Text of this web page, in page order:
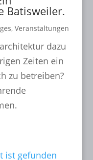
Batisweiler.
, Veranstaltungen
dazu
Zeiten ein
zu betreiben?